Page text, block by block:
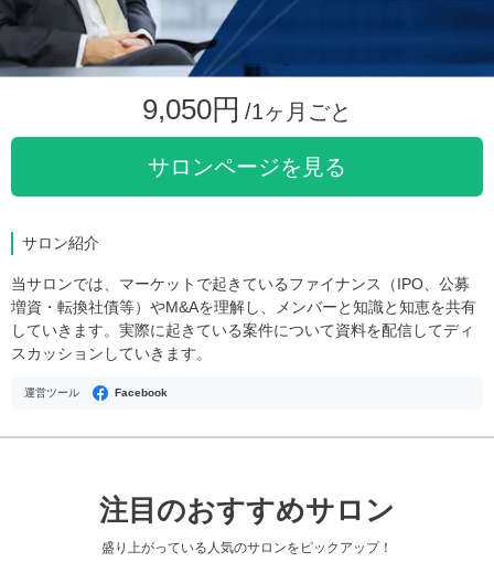
9,050円 /1ヶ月ごと
サロンページを見る
サロン紹介
当サロンでは、マーケットで起きているファイナンス（IPO、公募
増資・転換社債等）やM&Aを理解し、メンバーと知識と知恵を共有
していきます。実際に起きている案件について資料を配信してディ
スカッションしていきます。
運営ツール Facebook
注目のおすすめサロン
盛り上がっている人気のサロンをピックアップ！